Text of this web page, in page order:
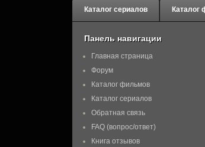
Каталог сериалов Каталог
Панель навигации
Главная страница
Форум
Каталог фильмов
Каталог сериалов
Обратная связь
FAQ (вопрос/ответ)
Книга отзывов